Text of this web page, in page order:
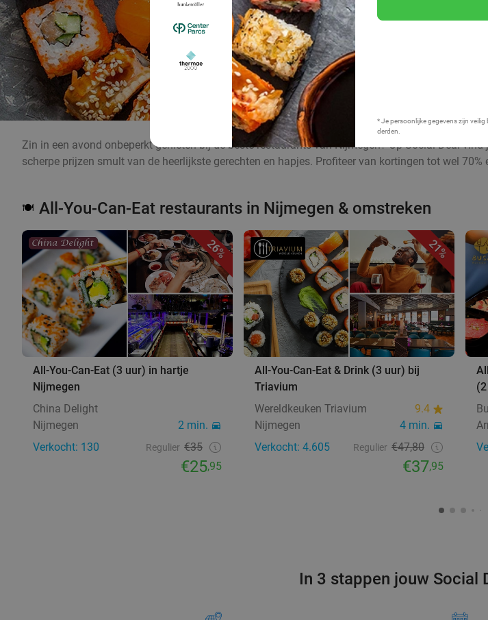
* Je persoonlijke gegevens zijn
derden.
Zin in een avond onbeperkt genieten bij de beste restaurants van Nijmegen? Op Social Deal
scherpe prijzen smult van de heerlijkste gerechten en hapjes. Profiteer van kortingen tot wel
🍽️ All-You-Can-Eat restaurants in Nijmegen & omstreken
26%
All-You-Can-Eat (3 uur) in hartje
Nijmegen
China Delight
Nijmegen
2 min.
Verkocht: 130
Regulier €35
€25,95
21%
All-You-Can-Eat & Drink (3 uur) bij
Triavium
Wereldkeuken Triavium
9.4
Nijmegen
4 min.
Verkocht: 4.605
Regulier €47,80
€37,95
In 3 stappen jouw Social